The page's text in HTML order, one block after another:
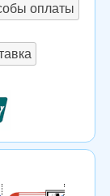
оплаты